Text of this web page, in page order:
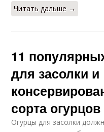
Читать дальше →
11
для засолки и
сорта
Огурцы для засолки